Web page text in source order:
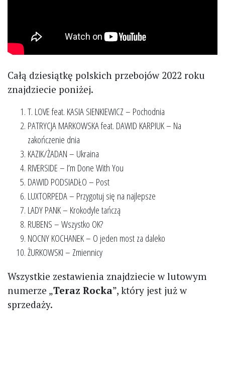
Całą dziesiątkę polskich przebojów 2022 roku
znajdziecie poniżej.
T. LOVE feat. KASIA SIENKIEWICZ – Pochodnia
PATRYCJA MARKOWSKA feat. DAWID KARPIUK – Na
zakończenie dnia
KAZIK/ŻADAN – Ukraina
RIVERSIDE – I’m Done With You
DAWID PODSIADŁO – Post
LUXTORPEDA – Przygotuj się na najlepsze
LADY PANK – Krokodyle tańczą
RUBENS – Wszystko OK?
NOCNY KOCHANEK – O jeden most za daleko
ŻURKOWSKI – Zmiennicy
Wszystkie zestawienia znajdziecie w lutowym
numerze „Teraz Rocka”, który jest już w
sprzedaży.